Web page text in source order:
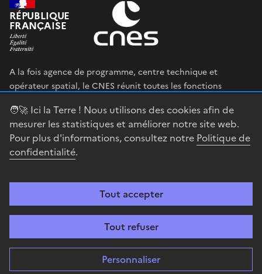
🧑‍🚀 Ici la Terre ! Nous utilisons des cookies afin de
mesurer les statistiques et améliorer notre site web.
Pour plus d'informations, consultez notre Politique de
confidentialité.
Tout accepter
Tout refuser
Personnaliser
RÉPUBLIQUE
FRANÇAISE
A la fois agence de programme, centre technique et
opérateur spatial, le CNES réunit toutes les fonctions
en œuvre sa stratégie spatiale.
legifrance.gouv.fr
gouvernement.fr
Accessibilité : partiellement conforme Mentions légales
Gestion des cookies
guyanais
Sauf mention explicite de propriété intellectuelle détenue par des tiers,